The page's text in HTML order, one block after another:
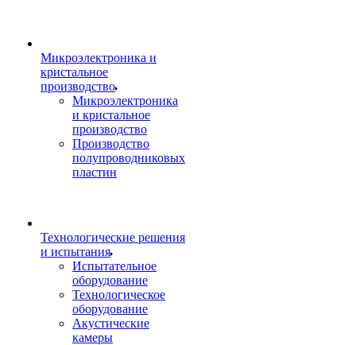
Микроэлектроника и
кристальное
производство
Микроэлектроника
и кристальное
производство
Производство
полупроводниковых
пластин
Технологические решения
и испытания
Испытательное
оборудование
Технологическое
оборудование
Акустические
камеры